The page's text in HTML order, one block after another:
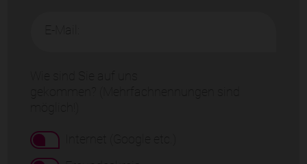
E-Mail: